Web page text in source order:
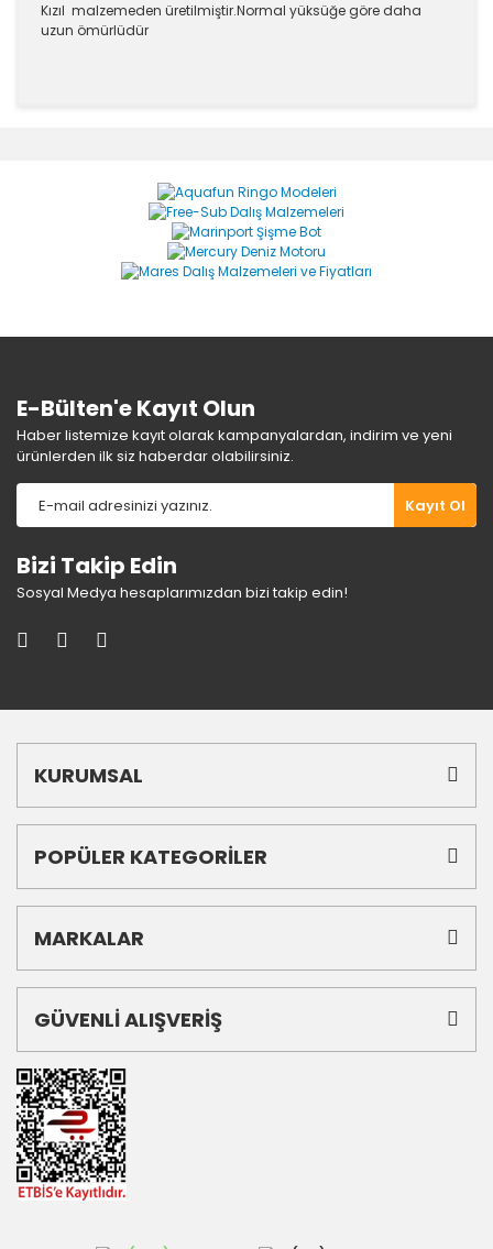
Kızıl malzemeden üretilmiştir.Normal yüksüğe göre daha
uzun ömürlüdür
Yorum Yaz
Ürün resmi kalitesiz, bozuk veya görüntülenemiyor.
Ürün açıklamasında eksik bilgiler bulunuyor.
Ürün bilgilerinde hatalar bulunuyor.
E-Bülten'e Kayıt Olun
Haber listemize kayıt olarak kampanyalardan, indirim ve yeni
ürünlerden ilk siz haberdar olabilirsiniz.
Kayıt Ol
Bizi Takip Edin
Sosyal Medya hesaplarımızdan bizi takip edin!
KURUMSAL
POPÜLER KATEGORİLER
MARKALAR
GÜVENLİ ALIŞVERİŞ